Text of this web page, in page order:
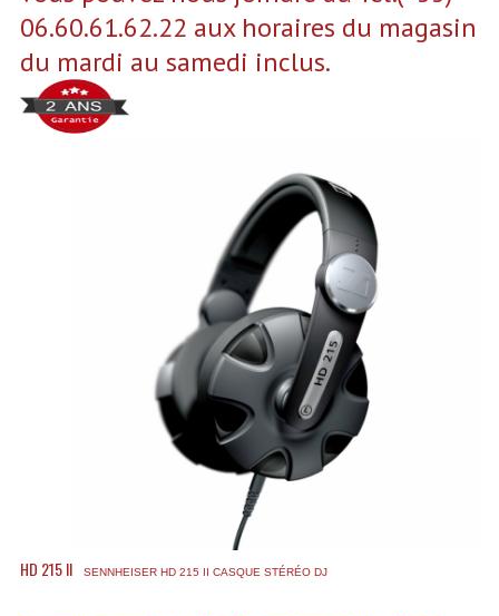
Sonorisation
Accessoires Pieds Cellules Diamants
Cellule (s)
Diamants
Pieds D'enceintes
Selecteurs Audio Vidéo
Amplificateurs
Amplificateurs Multi-Canaux
Casques Stéréo
Compresseurs , Limiteurs , Noise Gate
06.60.61.62.22 aux horaires du magasin
du mardi au samedi inclus.
HD 215 II SENNHEISER HD 215 II CASQUE STÉRÉO DJ